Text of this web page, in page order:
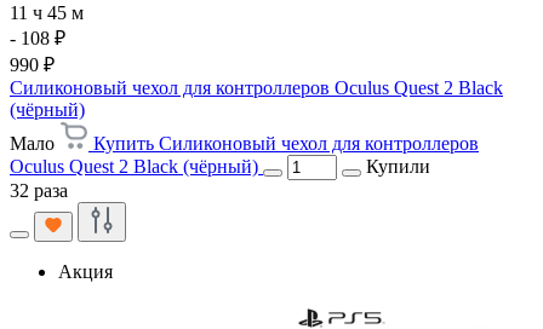
11 ч 45 м
- 108 ₽
990 ₽
Силиконовый чехол для контроллеров Oculus Quest 2 Black
(чёрный)
Мало
Купить Силиконовый чехол для контроллеров
Oculus Quest 2 Black (чёрный)
Купили
32 раза
Акция